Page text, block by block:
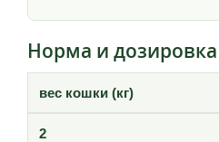
Норма и дозировка
вес кошки (кг)
2